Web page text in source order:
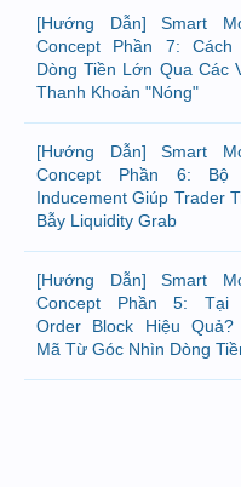
[Hướng Dẫn] Smart
Concept Phần 7: Cách
Dòng Tiền Lớn Qua Các
Thanh Khoản "Nóng"
[Hướng Dẫn] Smart
Concept Phần 6: Bộ
Inducement Giúp Trader
Bẫy Liquidity Grab
[Hướng Dẫn] Smart
Concept Phần 5: Tại
Order Block Hiệu Quả?
Mã Từ Góc Nhìn Dòng